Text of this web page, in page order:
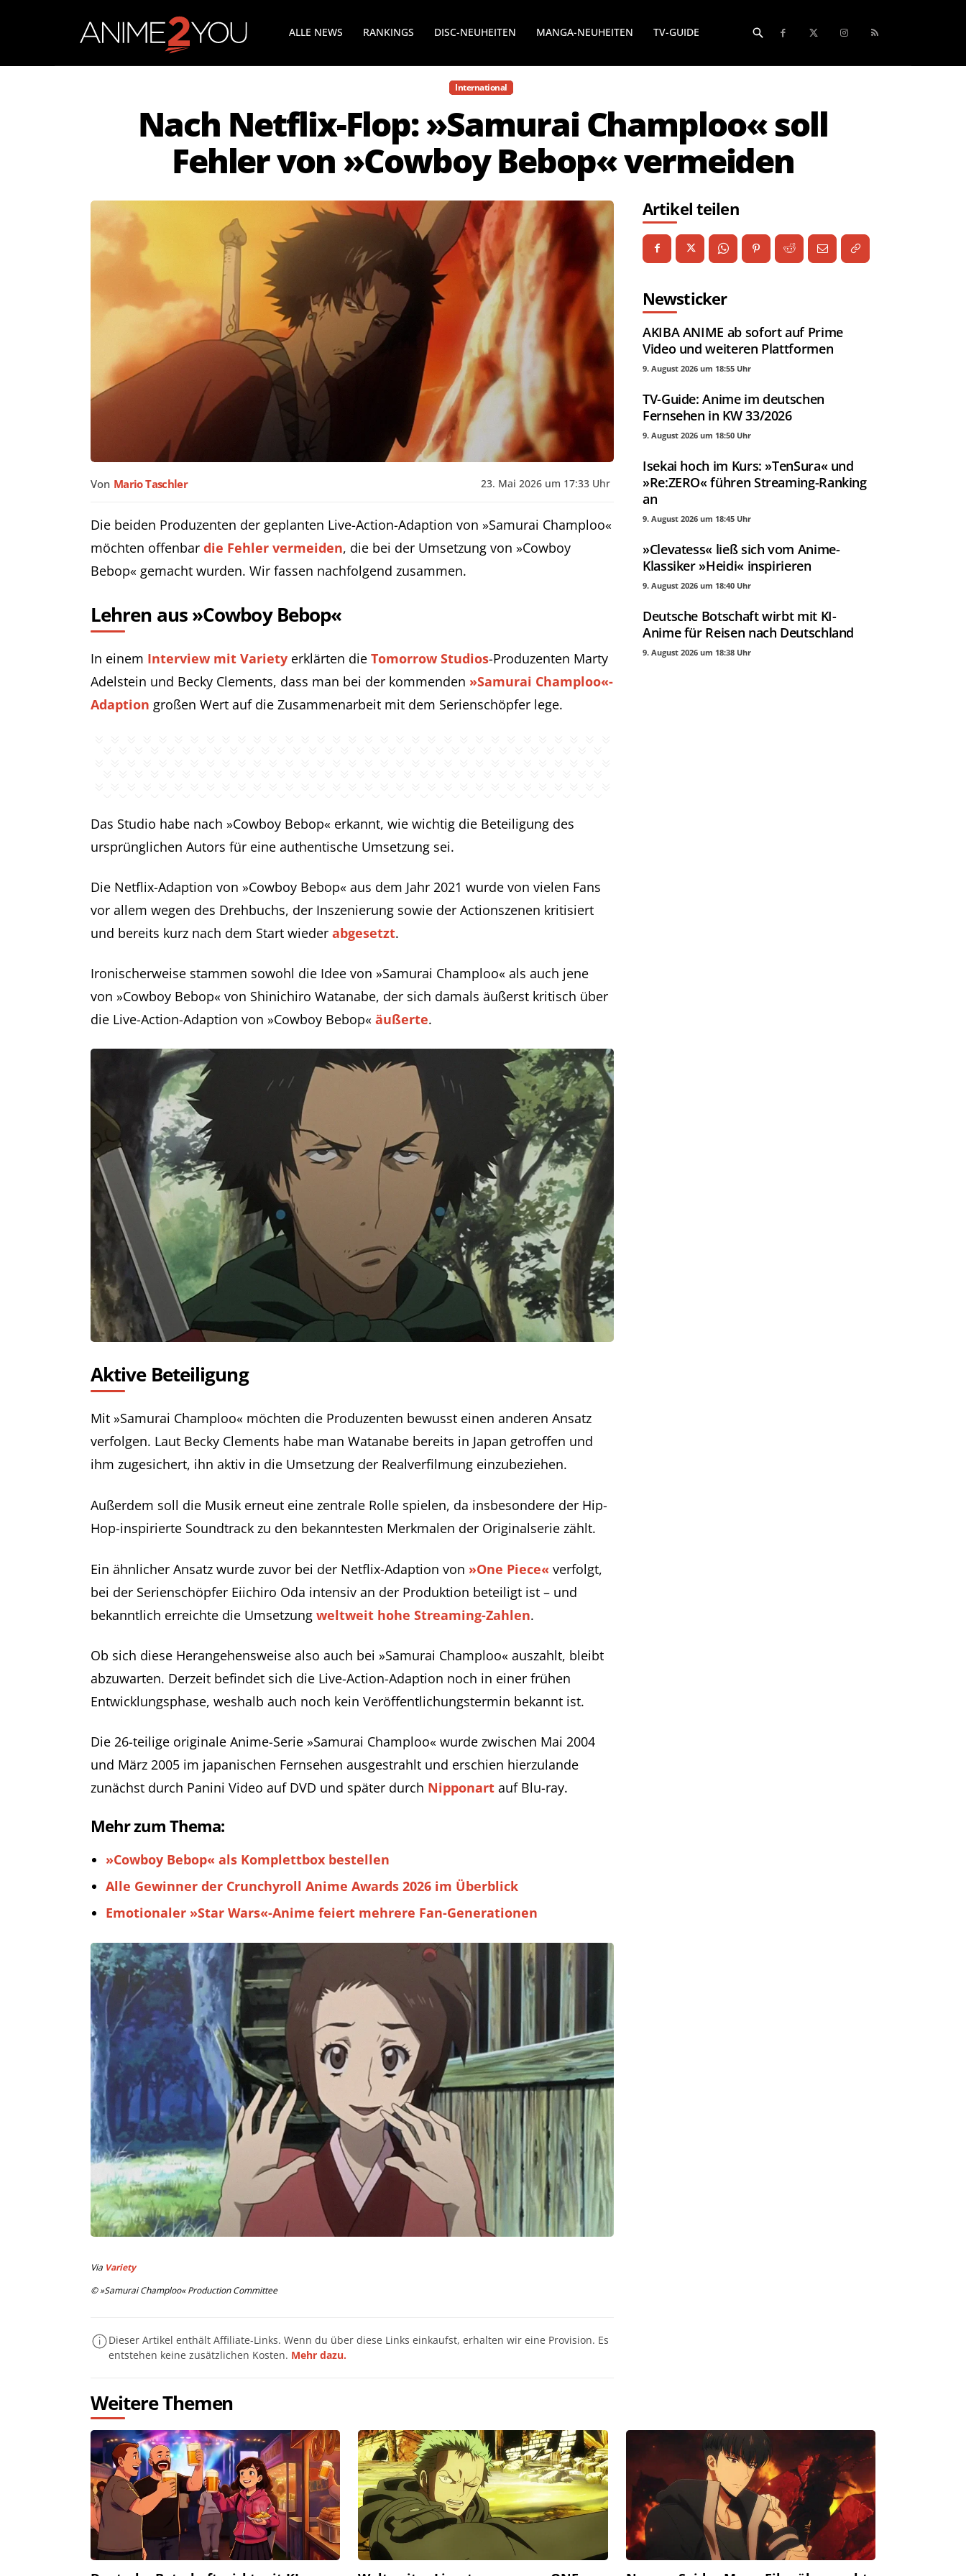
ALLE NEWS RANKINGS DISC-NEUHEITEN MANGA-NEUHEITEN TV-GUIDE
International
Nach Netflix-Flop: »Samurai Champloo« soll
Fehler von »Cowboy Bebop« vermeiden
23. Mai 2026 um 17:33 Uhr
Von Mario Taschler
Die beiden Produzenten der geplanten Live-Action-Adaption von »Samurai Champloo«
möchten offenbar die Fehler vermeiden, die bei der Umsetzung von »Cowboy
Bebop« gemacht wurden. Wir fassen nachfolgend zusammen.
Lehren aus »Cowboy Bebop«
In einem Interview mit Variety erklärten die Tomorrow Studios-Produzenten Marty
Adelstein und Becky Clements, dass man bei der kommenden »Samurai Champloo«-
Adaption großen Wert auf die Zusammenarbeit mit dem Serienschöpfer lege.
Das Studio habe nach »Cowboy Bebop« erkannt, wie wichtig die Beteiligung des
ursprünglichen Autors für eine authentische Umsetzung sei.
Die Netflix-Adaption von »Cowboy Bebop« aus dem Jahr 2021 wurde von vielen Fans
vor allem wegen des Drehbuchs, der Inszenierung sowie der Actionszenen kritisiert
und bereits kurz nach dem Start wieder abgesetzt.
Ironischerweise stammen sowohl die Idee von »Samurai Champloo« als auch jene
von »Cowboy Bebop« von Shinichiro Watanabe, der sich damals äußerst kritisch über
die Live-Action-Adaption von »Cowboy Bebop« äußerte.
Aktive Beteiligung
Mit »Samurai Champloo« möchten die Produzenten bewusst einen anderen Ansatz
verfolgen. Laut Becky Clements habe man Watanabe bereits in Japan getroffen und
ihm zugesichert, ihn aktiv in die Umsetzung der Realverfilmung einzubeziehen.
Außerdem soll die Musik erneut eine zentrale Rolle spielen, da insbesondere der Hip-
Hop-inspirierte Soundtrack zu den bekanntesten Merkmalen der Originalserie zählt.
Ein ähnlicher Ansatz wurde zuvor bei der Netflix-Adaption von »One Piece« verfolgt,
bei der Serienschöpfer Eiichiro Oda intensiv an der Produktion beteiligt ist – und
bekanntlich erreichte die Umsetzung weltweit hohe Streaming-Zahlen.
Ob sich diese Herangehensweise also auch bei »Samurai Champloo« auszahlt, bleibt
abzuwarten. Derzeit befindet sich die Live-Action-Adaption noch in einer frühen
Entwicklungsphase, weshalb auch noch kein Veröffentlichungstermin bekannt ist.
Die 26-teilige originale Anime-Serie »Samurai Champloo« wurde zwischen Mai 2004
und März 2005 im japanischen Fernsehen ausgestrahlt und erschien hierzulande
zunächst durch Panini Video auf DVD und später durch Nipponart auf Blu-ray.
Mehr zum Thema:
»Cowboy Bebop« als Komplettbox bestellen
Alle Gewinner der Crunchyroll Anime Awards 2026 im Überblick
Emotionaler »Star Wars«-Anime feiert mehrere Fan-Generationen
Via Variety
© »Samurai Champloo« Production Committee
Dieser Artikel enthält Affiliate-Links. Wenn du über diese Links einkaufst, erhalten wir eine Provision. Es
entstehen keine zusätzlichen Kosten. Mehr dazu.
Artikel teilen
Newsticker
AKIBA ANIME ab sofort auf Prime
Video und weiteren Plattformen
9. August 2026 um 18:55 Uhr
TV-Guide: Anime im deutschen
Fernsehen in KW 33/2026
9. August 2026 um 18:50 Uhr
Isekai hoch im Kurs: »TenSura« und
»Re:ZERO« führen Streaming-Ranking
an
9. August 2026 um 18:45 Uhr
»Clevatess« ließ sich vom Anime-
Klassiker »Heidi« inspirieren
9. August 2026 um 18:40 Uhr
Deutsche Botschaft wirbt mit KI-
Anime für Reisen nach Deutschland
9. August 2026 um 18:38 Uhr
Weitere Themen